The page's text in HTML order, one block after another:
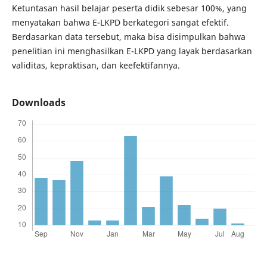
Ketuntasan hasil belajar peserta didik sebesar 100%, yang
menyatakan bahwa E-LKPD berkategori sangat efektif.
Berdasarkan data tersebut, maka bisa disimpulkan bahwa
penelitian ini menghasilkan E-LKPD yang layak berdasarkan
validitas, kepraktisan, dan keefektifannya.
Downloads